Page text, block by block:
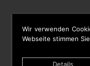
Wir verwenden
Webseite stimmen
Details